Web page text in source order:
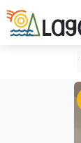
Hoppa till